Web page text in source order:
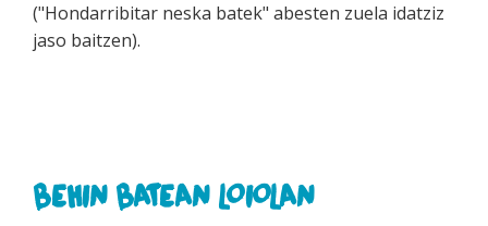
("Hondarribitar neska batek" abesten zuela idatziz
jaso baitzen).
BEHIN BATEAN LOIOLAN